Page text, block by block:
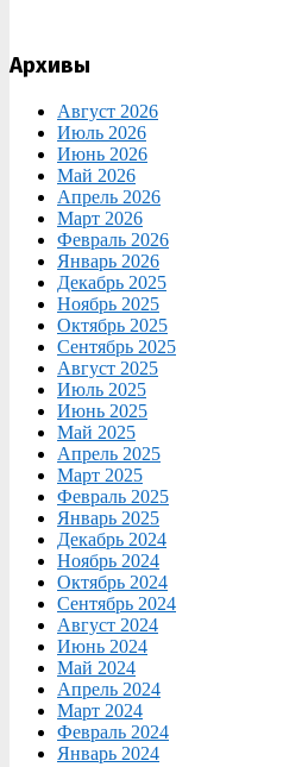
Архивы
Август 2026
Июль 2026
Июнь 2026
Май 2026
Апрель 2026
Март 2026
Февраль 2026
Январь 2026
Декабрь 2025
Ноябрь 2025
Октябрь 2025
Сентябрь 2025
Август 2025
Июль 2025
Июнь 2025
Май 2025
Апрель 2025
Март 2025
Февраль 2025
Январь 2025
Декабрь 2024
Ноябрь 2024
Октябрь 2024
Сентябрь 2024
Август 2024
Июнь 2024
Май 2024
Апрель 2024
Март 2024
Февраль 2024
Январь 2024